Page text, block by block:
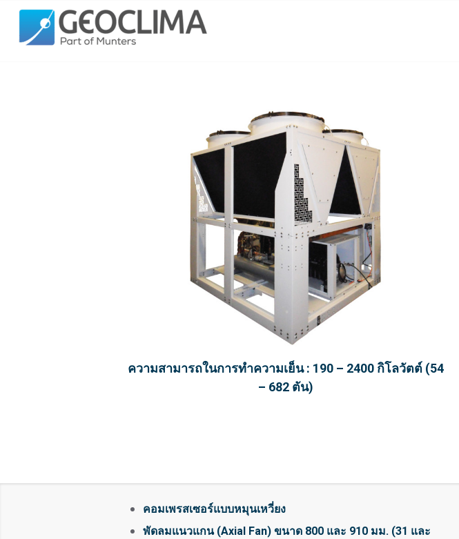
ความสามารถในการทำความเย็น : 190 – 2400 กิโลวัตต์ (54
– 682 ตัน)
คอมเพรสเซอร์แบบหมุนเหวี่ยง
พัดลมแนวแกน (Axial Fan) ขนาด 800 และ 910 มม. (31 และ